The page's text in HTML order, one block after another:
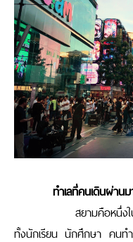
ทำเลที่คนเดินผ่าน
สยามคือหนึ่ง
ทั้งนักเรียน นักศึกษา คนท